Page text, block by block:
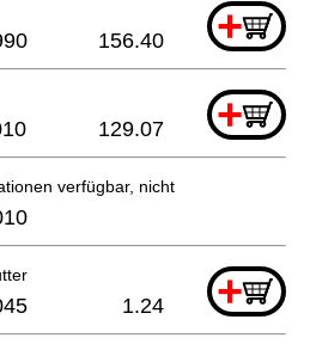
+
156.40
+
129.07
verfügbar, nicht bestellbar
+
1.24